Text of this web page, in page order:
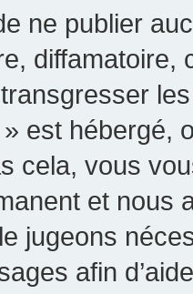
ne publier
diffamatoire,
est hébergé,
cela, vous
et nous
jugeons
afin